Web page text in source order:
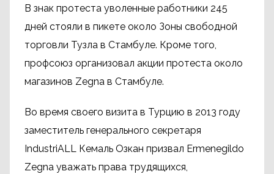
В знак протеста уволенные работники 245
дней стояли в пикете около Зоны свободной
торговли Тузла в Стамбуле. Кроме того,
профсоюз организовал акции протеста около
магазинов Zegna в Стамбуле.
Во время своего визита в Турцию в 2013 году
заместитель генерального секретаря
IndustriALL Кемаль Озкан призвал Ermenegildo
Zegna уважать права трудящихся,